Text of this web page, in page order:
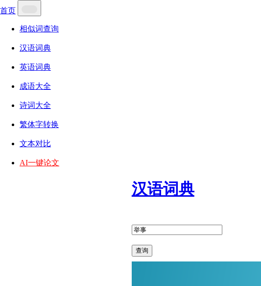
首页
相似词查询
汉语词典
英语词典
成语大全
诗词大全
繁体字转换
文本对比
AI一键论文
汉语词典
查询